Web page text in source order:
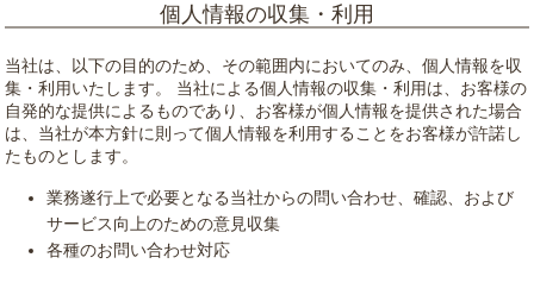
個人情報の収集・利用
当社は、以下の目的のため、その範囲内においてのみ、個人情報を収
集・利用いたします。 当社による個人情報の収集・利用は、お客様の
自発的な提供によるものであり、お客様が個人情報を提供された場合
は、当社が本方針に則って個人情報を利用することをお客様が許諾し
たものとします。
業務遂行上で必要となる当社からの問い合わせ、確認、および
サービス向上のための意見収集
各種のお問い合わせ対応